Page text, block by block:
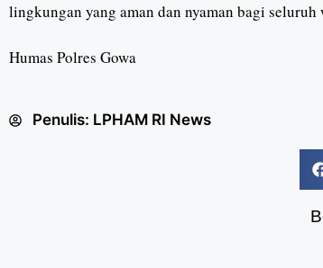
lingkungan yang aman dan nyaman bagi seluruh
Humas Polres Gowa
Penulis: LPHAM RI News